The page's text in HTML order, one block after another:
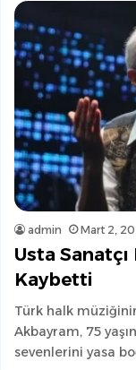
admin Mart 2,
Usta
Kaybetti
Türk halk
Akbayram, 75
sevenlerini yasa